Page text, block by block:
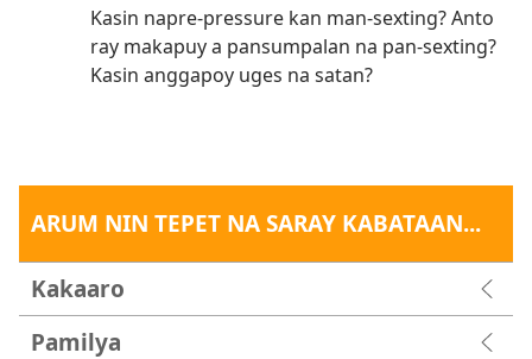
Kasin napre-pressure kan man-sexting? Anto
ray makapuy a pansumpalan na pan-sexting?
Kasin anggapoy uges na satan?
ARUM NIN TEPET NA SARAY KABATAAN...
Kakaaro
Pamilya